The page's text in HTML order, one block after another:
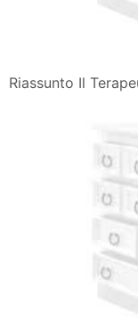
Riassunto Il